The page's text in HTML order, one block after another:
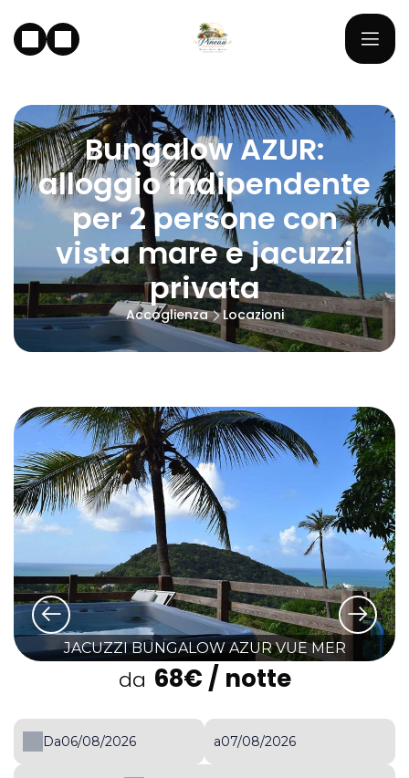
Bungalow AZUR:
alloggio indipendente
per 2 persone con
vista mare e jacuzzi
privata
Accoglienza Locazioni
JACUZZI BUNGALOW AZUR VUE MER
da 68€ / notte
Da a